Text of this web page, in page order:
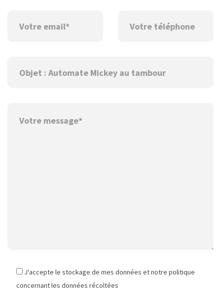
J'accepte le stockage de mes données et notre politique
concernant les données récoltées